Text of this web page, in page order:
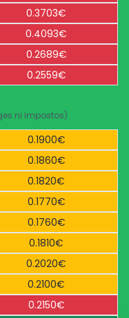
0.3703€
0.4093€
0.2689€
0.2559€
ni impostos)
0.1900€
0.1860€
0.1820€
0.1770€
0.1760€
0.1810€
0.2020€
0.2100€
0.2150€